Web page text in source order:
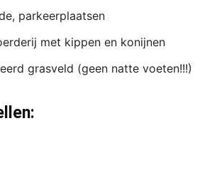
parkeerplaatsen
met kippen en konijnen
grasveld (geen natte voeten!!!)